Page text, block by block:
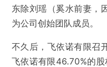
东除刘瑶（奚水前妻，
为公司创始团队成员。
不久后，飞依诺有限召
飞依诺有限46.70%的